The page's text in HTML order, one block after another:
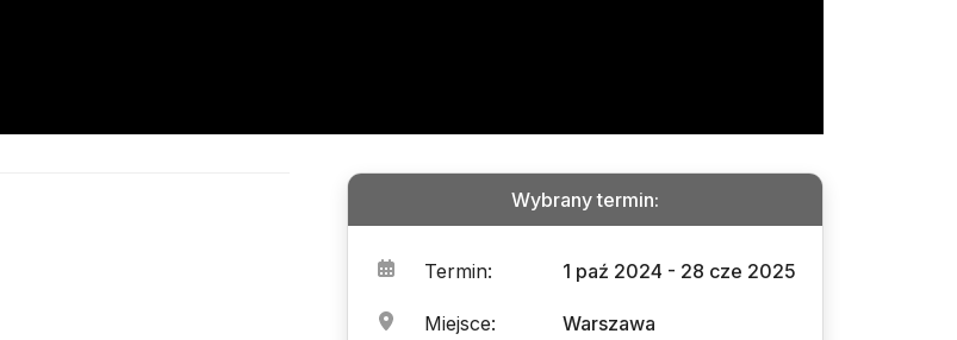
Wybrany termin:
Termin: 1 paź 2024 - 28 cze 2025
Miejsce: Warszawa